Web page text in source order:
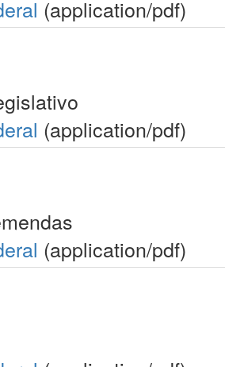
(application/pdf)
(application/pdf)
(application/pdf)